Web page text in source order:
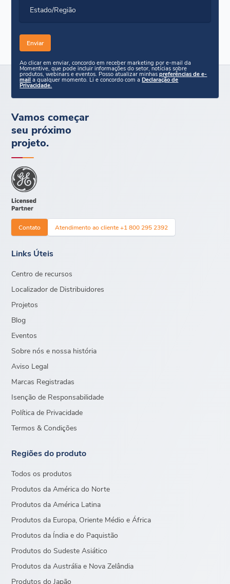
Estado/Região
Ao clicar em enviar, concordo em receber marketing por e-mail da
Momentive, que pode incluir informações do setor, notícias sobre
produtos, webinars e eventos. Posso atualizar minhaspreferências de e-
mail a qualquer momento. Li e concordo com aDeclaração de
Privacidade.
Vamos começar
seu próximo
projeto.
Contato Atendimento ao cliente +1 800 295 2392
Links Úteis
Centro de recursos
Localizador de Distribuidores
Projetos
Blog
Eventos
Sobre nós e nossa história
Aviso Legal
Marcas Registradas
Isenção de Responsabilidade
Política de Privacidade
Termos & Condições
Regiões do produto
Todos os produtos
Produtos da América do Norte
Produtos da América Latina
Produtos da Europa, Oriente Médio e África
Produtos da Índia e do Paquistão
Produtos do Sudeste Asiático
Produtos da Austrália e Nova Zelândia
Produtos do Japão